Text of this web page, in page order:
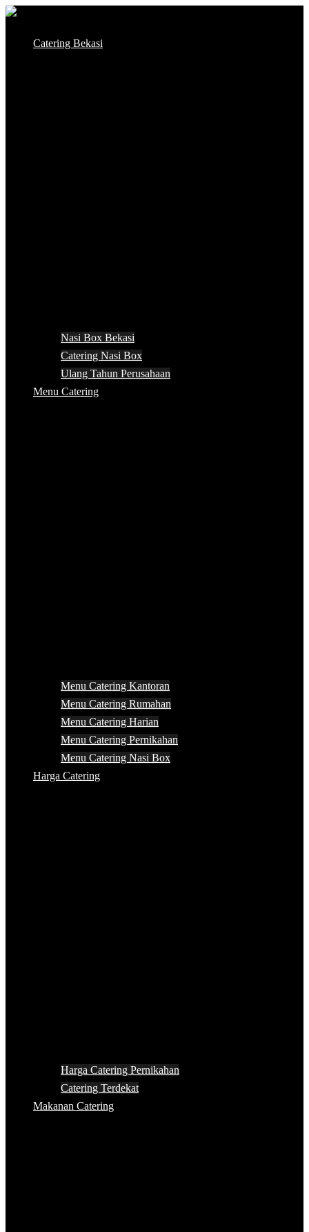
Skip
content
Catering Bekasi
Nasi Box Bekasi
Catering Nasi Box
Ulang Tahun Perusahaan
Menu Catering
Menu Catering Kantoran
Menu Catering Rumahan
Menu Catering Harian
Menu Catering Pernikahan
Menu Catering Nasi Box
Harga Catering
Harga Catering Pernikahan
Catering Terdekat
Makanan Catering